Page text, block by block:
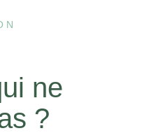
ne
?